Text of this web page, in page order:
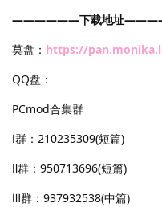
——————下载地址
莫盘： https://
QQ盘：
PCmod合集群
Ⅰ群：210235309(短篇)
Ⅱ群：950713696(短篇)
Ⅲ群：937932538(中篇)